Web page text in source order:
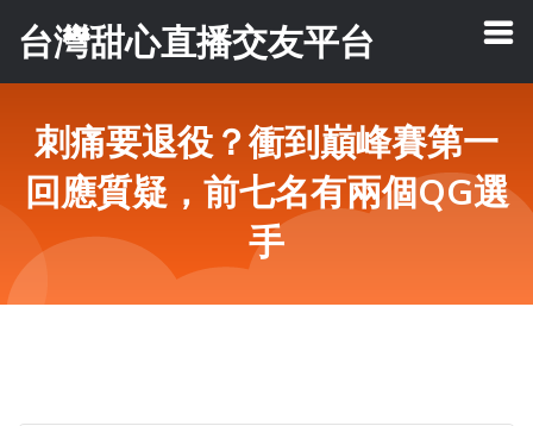
台灣甜心直播交友平台
刺痛要退役？衝到巔峰賽第一
回應質疑，前七名有兩個QG選
手